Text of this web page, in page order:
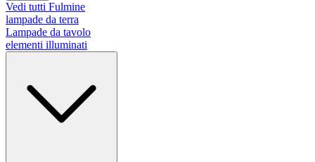
Vedi tutti Fulmine
lampade da terra
Lampade da tavolo
elementi illuminati